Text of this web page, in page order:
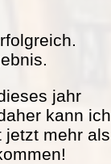
jahr
kann ich
jetzt mehr als